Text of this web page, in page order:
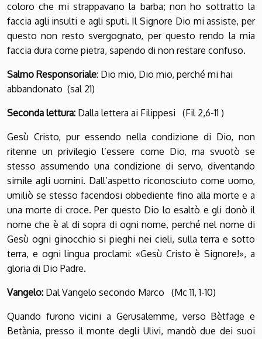
coloro che mi strappavano la barba; non ho sottratto la
faccia agli insulti e agli sputi. Il Signore Dio mi assiste, per
questo non resto svergognato, per questo rendo la mia
faccia dura come pietra, sapendo di non restare confuso.
Salmo Responsoriale: Dio mio, Dio mio, perché mi hai
abbandonato (sal 21)
Seconda lettura: Dalla lettera ai Filippesi (Fil 2,6-11 )
Gesù Cristo, pur essendo nella condizione di Dio, non
ritenne un privilegio l’essere come Dio, ma svuotò se
stesso assumendo una condizione di servo, diventando
simile agli uomini. Dall’aspetto riconosciuto come uomo,
umiliò se stesso facendosi obbediente fino alla morte e a
una morte di croce. Per questo Dio lo esaltò e gli donò il
nome che è al di sopra di ogni nome, perché nel nome di
Gesù ogni ginocchio si pieghi nei cieli, sulla terra e sotto
terra, e ogni lingua proclami: «Gesù Cristo è Signore!», a
gloria di Dio Padre.
Vangelo: Dal Vangelo secondo Marco (Mc 11, 1-10)
Quando furono vicini a Gerusalemme, verso Bètfage e
Betània, presso il monte degli Ulivi, mandò due dei suoi